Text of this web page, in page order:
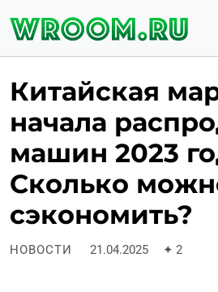
Китайская
начала
машин 2023
Сколько
сэкономить?
НОВОСТИ 21.04.2025 ✦ 2